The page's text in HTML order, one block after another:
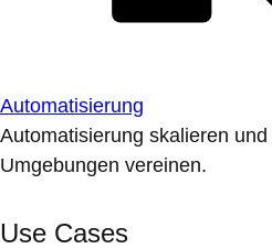
Automatisierung
Automatisierung skalieren
Umgebungen vereinen.
Use Cases